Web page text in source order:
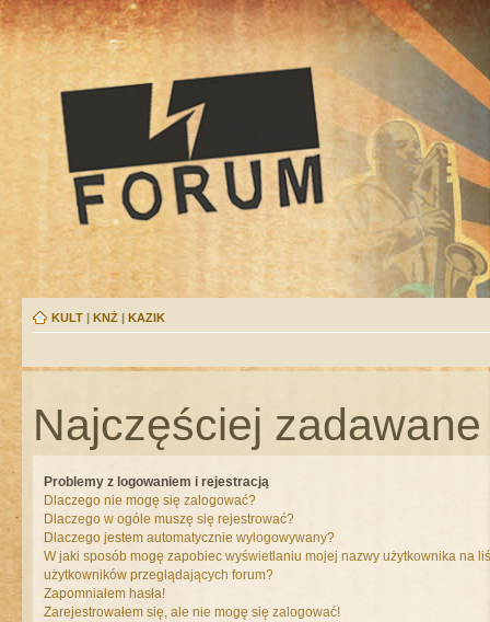
KULT | KNŻ | KAZIK
Najczęściej
Problemy z logowaniem i rejestracją
Dlaczego nie mogę się zalogować?
Dlaczego w ogóle muszę się rejestrować?
Dlaczego jestem automatycznie wylogowywany?
W jaki sposób mogę zapobiec wyświetlaniu mojej nazwy użytkownika na
użytkowników przeglądających forum?
Zapomniałem hasła!
Zarejestrowałem się, ale nie mogę się zalogować!